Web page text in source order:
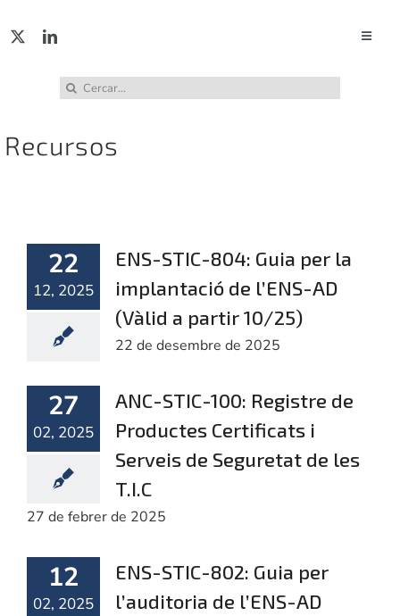
to
Toggle
Cerca
Recursos
22
12, 2025
ENS-STIC-804: Guia per la
implantació de l’ENS-AD
(Vàlid a partir 10/25)
22 de desembre de 2025
27
02, 2025
ANC-STIC-100: Registre de
Productes Certificats i
Serveis de Seguretat de les
T.I.C
27 de febrer de 2025
12
02, 2025
ENS-STIC-802: Guia per
l’auditoria de l’ENS-AD